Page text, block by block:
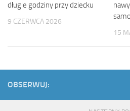
długie godziny przy dziecku
9 CZERWCA 2026
15
OBSERWUJ: